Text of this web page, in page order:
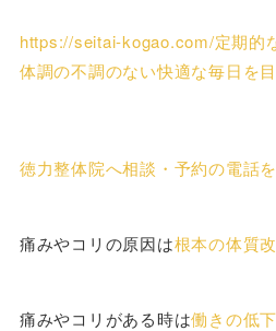
https://seitai-kogao.com/定期的
体調の不調のない快適な毎日を
徳力整体院へ相談・予約の電話
痛みやコリの原因は根本の体質
痛みやコリがある時は働きの低